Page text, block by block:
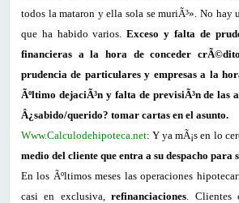
todos la mataron y ella sola se muriÃ³». No hay
que ha habido varios.Exceso y falta de
financieras a la hora de conceder
prudencia de particulares y empresas a la
Ãºltimo dejaciÃ³n y falta de previsiÃ³n de las
Â¿sabido/querido? tomar cartas en el asunto.
Www.Calculodehipoteca.net: Y ya mÃ¡s en lo
medio del cliente que entra a su despacho
En los Ãºltimos meses las operaciones
casi en exclusiva,refinanciaciones. Clientes